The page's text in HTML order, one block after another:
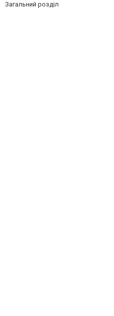
Загальний розділ